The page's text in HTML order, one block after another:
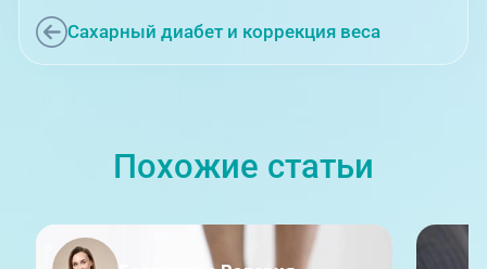
Сахарный диабет и коррекция веса
Похожие статьи